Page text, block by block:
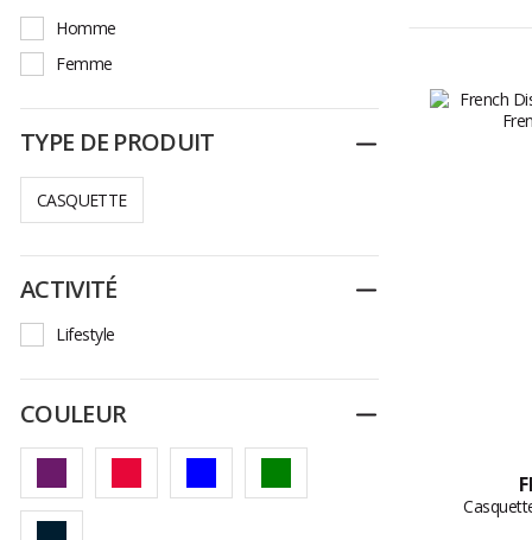
Bv Sport
Ciele
Craft
Dakine
French Disorder
Jott
Lafuma
Millet
Norrona
Oakley
Ortovox
Homme
Femme
TYPE DE PRODUIT Replier
CASQUETTE
ACTIVITÉ Replier
Lifestyle
COULEUR Replier